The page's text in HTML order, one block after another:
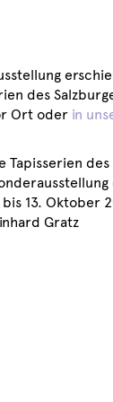
des
Ort oder in
Tapisserien
bis 13. Oktober
Gratz